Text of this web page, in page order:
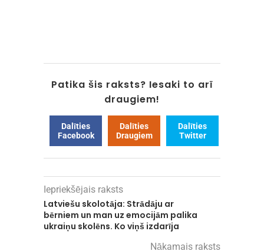
Patika šis raksts? Iesaki to arī
draugiem!
Dalīties
Facebook
Dalīties
Draugiem
Dalīties
Twitter
Iepriekšējais raksts
Latviešu skolotāja: Strādāju ar
bērniem un man uz emocijām palika
ukraiņu skolēns. Ko viņš izdarīja
Nākamais raksts